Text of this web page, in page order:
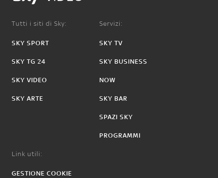
Tutti i siti di Sky:
SKY SPORT
SKY TG 24
SKY VIDEO
SKY ARTE
Servizi:
SKY TV
SKY BUSINESS
NOW
SKY BAR
SPAZI SKY
PROGRAMMI
Link utili:
GESTIONE COOKIE